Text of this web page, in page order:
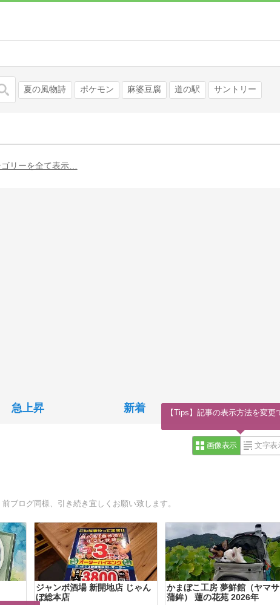
検索 夏の風物詩 ポケモン 麻婆豆腐 道の駅 サントリー
リーを全て表示…
急上昇 新着
画像表示 文字表
ブログ同様、引き続き宜しくお願い致します。
ジャンボ酒場 新開地店 じゃん
ぼ総本店
かまぼこ工房 夢鮮館（ヤマサ
蒲鉾） 蓮の花苑 2026年
【Tips】記事の表示方法を変更